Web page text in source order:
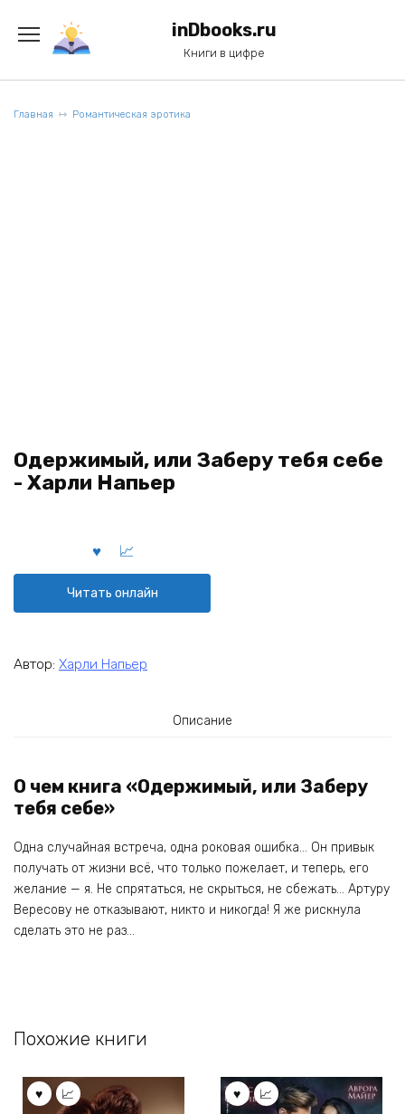
содержанию
inDbooks.ru
Книги в цифре
Главная Романтическая эротика
Одержимый, или Заберу тебя себе
- Харли Напьер
Читать онлайн
Автор: Харли Напьер
Описание
О чем книга «Одержимый, или Заберу
тебя себе»
Одна случайная встреча, одна роковая ошибка… Он привык
получать от жизни всё, что только пожелает, и теперь, его
желание — я. Не спрятаться, не скрыться, не сбежать… Артуру
Вересову не отказывают, никто и никогда! Я же рискнула
сделать это не раз…
Похожие книги